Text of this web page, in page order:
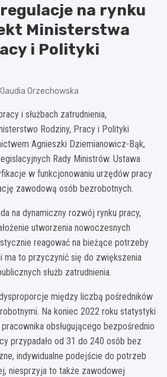
na rynku
Ministerstwa
i Polityki
Klaudia Orzechowska
i służbach zatrudnienia,
Rodziny, Pracy i Polityki
Agnieszki Dziemianowicz-Bąk,
Rady Ministrów. Ustawa
w funkcjonowaniu urzędów pracy
zawodową osób bezrobotnych.
na dynamiczny rozwój rynku pracy,
utworzenia nowoczesnych
reagować na bieżące potrzeby
ma to przyczynić się do zwiększenia
służb zatrudnienia.
między liczbą pośredników
Na koniec 2022 roku statystyki
obsługującego bezpośrednio
przypadało od 31 do 240 osób bez
indywidualne podejście do potrzeb
niesprzyja to także zawodowej